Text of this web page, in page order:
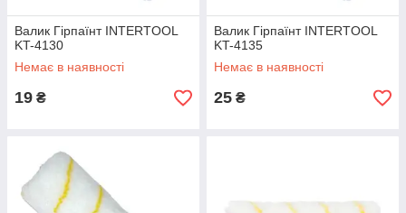
Валик Гірпаїнт INTERTOOL
KT-4130
Немає в наявності
19 ₴
Валик Гірпаїнт INTERTOOL
KT-4135
Немає в наявності
25 ₴